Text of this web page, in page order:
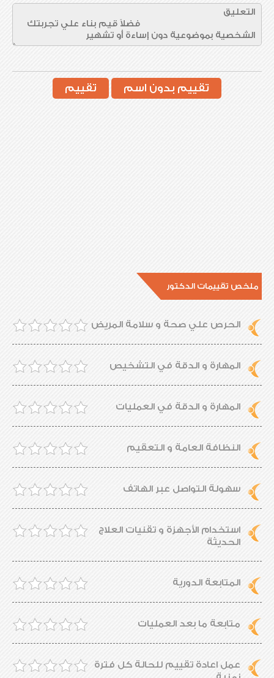
تقييم بدون اسم تقييم
ملخص تقييمات الدكتور
الحرص علي صحة و سلامة المريض
المهارة و الدقة في التشخيص
المهارة و الدقة في العمليات
النظافة العامة و التعقيم
سهولة التواصل عبر الهاتف
استخدام الأجهزة و تقنيات العلاج
الحديثة
المتابعة الدورية
متابعة ما بعد العمليات
عمل اعادة تقييم للحالة كل فترة